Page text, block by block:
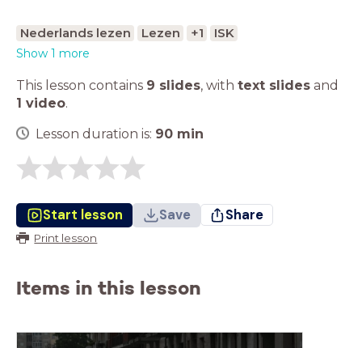
Nederlands lezen Lezen +1 ISK
Show 1 more
This lesson contains 9 slides, with text slides and
1 video.
Lesson duration is: 90 min
Start lesson Save Share
Print lesson
Items in this lesson